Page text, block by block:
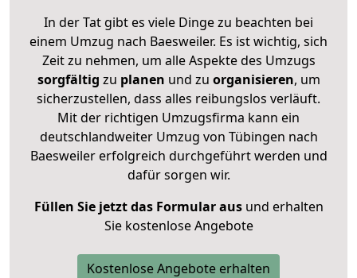
In der Tat gibt es viele Dinge zu beachten bei
einem Umzug nach Baesweiler. Es ist wichtig, sich
Zeit zu nehmen, um alle Aspekte des Umzugs
sorgfältig zu planen und zu organisieren, um
sicherzustellen, dass alles reibungslos verläuft.
Mit der richtigen Umzugsfirma kann ein
deutschlandweiter Umzug von Tübingen nach
Baesweiler erfolgreich durchgeführt werden und
dafür sorgen wir.
Füllen Sie jetzt das Formular ausund erhalten
Sie kostenlose Angebote
Kostenlose Angebote erhalten